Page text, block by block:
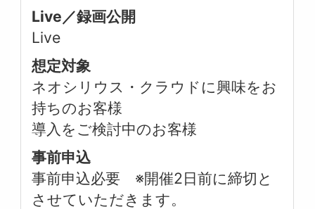
Live／録画公開
Live
想定対象
ネオシリウス・クラウドに興味をお
持ちのお客様
導入をご検討中のお客様
事前申込
事前申込必要 ※開催2日前に締切と
させていただきます。